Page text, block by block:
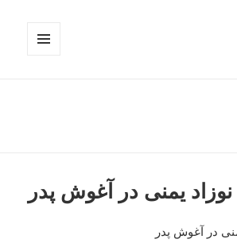
یمنی در آغوش پدر
در آغوش پدر